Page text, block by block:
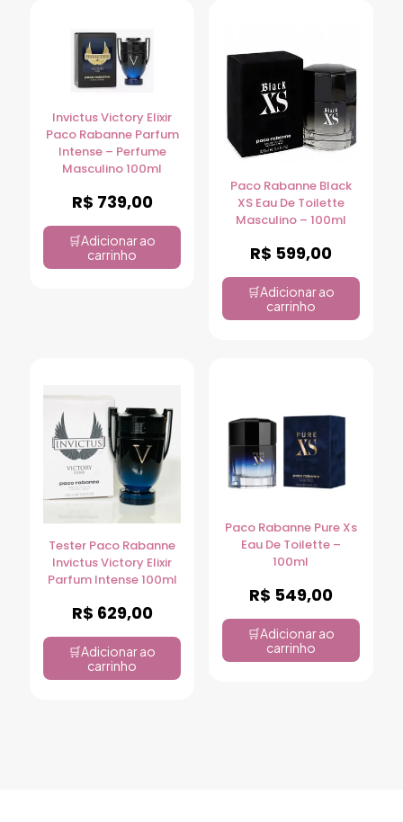
Invictus Victory Elixir
Paco Rabanne Parfum
Intense – Perfume
Masculino 100ml
R$ 739,00
Adicionar ao
carrinho
Paco Rabanne Black
XS Eau De Toilette
Masculino – 100ml
R$ 599,00
Adicionar ao
carrinho
Tester Paco Rabanne
Invictus Victory Elixir
Parfum Intense 100ml
R$ 629,00
Adicionar ao
carrinho
Paco Rabanne Pure Xs
Eau De Toilette –
100ml
R$ 549,00
Adicionar ao
carrinho